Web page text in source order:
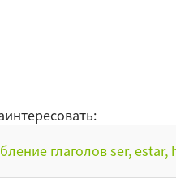
глаголов ser, estar,